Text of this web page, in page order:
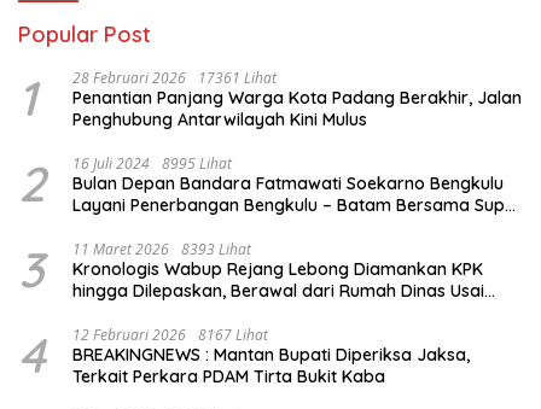
Popular Post
1 28 Februari 2026 17361 Lihat
Penantian Panjang Warga Kota Padang Berakhir, Jalan
Penghubung Antarwilayah Kini Mulus
2 16 Juli 2024 8995 Lihat
Bulan Depan Bandara Fatmawati Soekarno Bengkulu
Layani Penerbangan Bengkulu – Batam Bersama Super
3 11 Maret 2026 8393 Lihat
Kronologis Wabup Rejang Lebong Diamankan KPK
hingga Dilepaskan, Berawal dari Rumah Dinas Usai
4 12 Februari 2026 8167 Lihat
BREAKINGNEWS : Mantan Bupati Diperiksa Jaksa,
Terkait Perkara PDAM Tirta Bukit Kaba